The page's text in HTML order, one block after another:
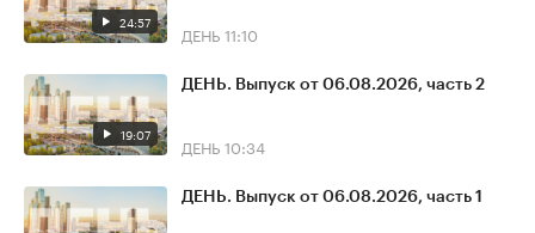
24:57 ДЕНЬ 11:10
19:07
ДЕНЬ. Выпуск от 06.08.2026, часть 2
ДЕНЬ 10:34
ДЕНЬ. Выпуск от 06.08.2026, часть 1